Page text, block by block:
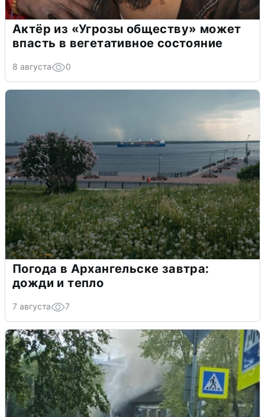
Актёр из «Угрозы обществу» может
впасть в вегетативное состояние
8 августа 0
Погода в Архангельске завтра:
дожди и тепло
7 августа 7